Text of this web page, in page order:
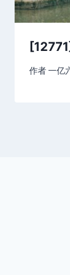
作者一亿